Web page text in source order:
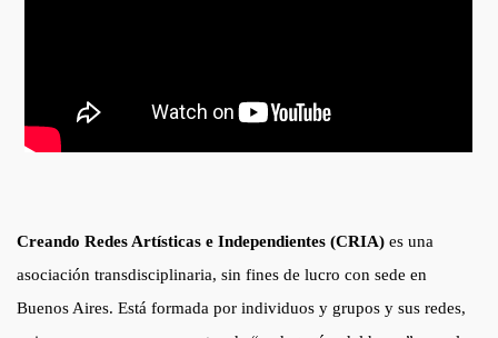
Creando Redes Artísticas e Independientes (CRIA) es una
asociación transdisciplinaria, sin fines de lucro con sede en
Buenos Aires. Está formada por individuos y grupos y sus redes,